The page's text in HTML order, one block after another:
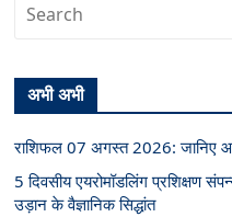
अभी अभी
राशिफल 07 अगस्त 2026: जानिए
5 दिवसीय एयरोमॉडलिंग प्रशिक्षण
उड़ान के वैज्ञानिक सिद्धांत